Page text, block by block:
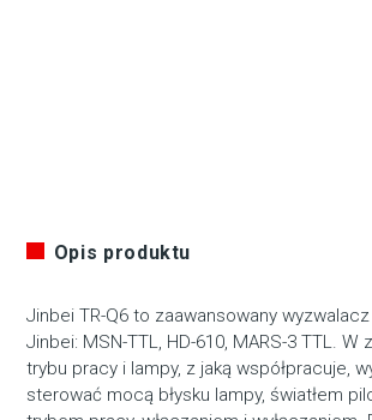
Opis produktu
Jinbei TR-Q6 to zaawansowany
Jinbei: MSN-TTL, HD-610, MARS-3 TTL. W
trybu pracy i lampy, z jaką współpracuje,
sterować mocą błysku lampy, światłem